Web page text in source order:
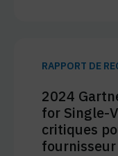
RAPPORT DE
2024
for Single-
critiques